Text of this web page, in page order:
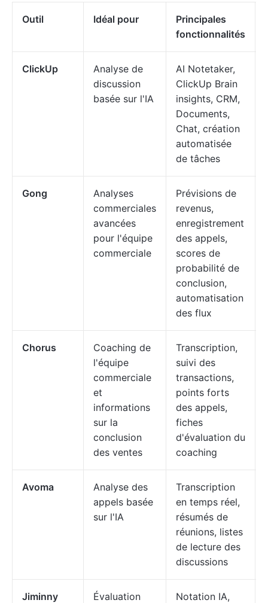
Outil Idéal pour
Principales
fonctionnalités
ClickUp
Analyse de
discussion
basée sur l'IA
AI Notetaker,
ClickUp Brain
insights, CRM,
Documents,
Chat, création
automatisée
de tâches
Gong
Analyses
commerciales
avancées
pour l'équipe
commerciale
Prévisions de
revenus,
enregistrement
des appels,
scores de
probabilité de
conclusion,
automatisation
des flux
Chorus
Coaching de
l'équipe
commerciale
et
informations
sur la
conclusion
des ventes
Transcription,
suivi des
transactions,
points forts
des appels,
fiches
d'évaluation du
coaching
Avoma
Analyse des
appels basée
sur l'IA
Transcription
en temps réel,
résumés de
réunions, listes
de lecture des
discussions
Jiminny
Évaluation
Notation IA,